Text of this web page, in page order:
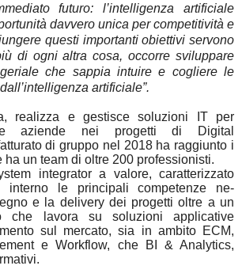
futuro: l’intelligenza artificiale
davvero unica per competitività e
questi importanti obiettivi servono
di ogni altra cosa, occorre sviluppare
che sappia intuire e cogliere le
artificiale”.
realizza e gestisce soluzioni IT per
le aziende nei progetti di Digital
di gruppo nel 2018 ha raggiunto i
un team di oltre 200 professionisti.
integrator a valore, caratteriz­zato
interno le principali competenze ne­
e la delivery dei progetti oltre a un
che lavora su soluzioni applicative
sul mercato, sia in ambito ECM,
e Workflow, che BI & Analytics,